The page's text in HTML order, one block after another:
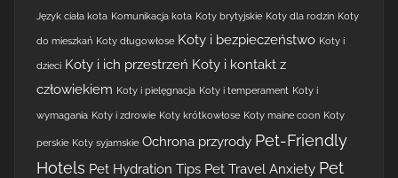
Język ciała kota Komunikacja kota Koty brytyjskie Koty dla rodzin Koty
do mieszkań Koty długowłose Koty i bezpieczeństwo Koty i
dzieci Koty i ich przestrzeń Koty i kontakt z
człowiekiem Koty i pielęgnacja Koty i temperament Koty i
wymagania Koty i zdrowie Koty krótkowłose Koty maine coon Koty
perskie Koty syjamskie Ochrona przyrody Pet-Friendly
Hotels Pet Hydration Tips Pet Travel Anxiety Pet